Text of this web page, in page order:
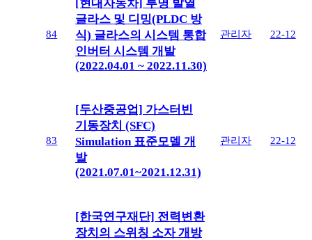
84
[현대자동차] 투명 발열
글라스 및 디밍(PLDC 방
식) 글라스의 시스템 통합
인버터 시스템 개발
(2022.04.01 ~ 2022.11.30)
관리자 22-12
83
[두산중공업] 가스터빈
기동장치 (SFC)
Simulation 표준모델 개
발
(2021.07.01~2021.12.31)
관리자 22-12
[한국연구재단] 전력변환
장치의 스위칭 소자 개방